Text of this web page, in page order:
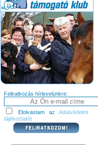
Feliratkozás hírlevelünkre:
Elolvastam az Adatvédelmi
tájékoztatót